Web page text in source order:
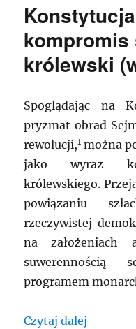
kompromis
królewski
Spoglądając na
pryzmat obrad
rewolucji,1 można
jako wyraz
królewskiego.
powiązaniu
rzeczywistej
na założeniach
suwerennością
programem
Czytaj dalej